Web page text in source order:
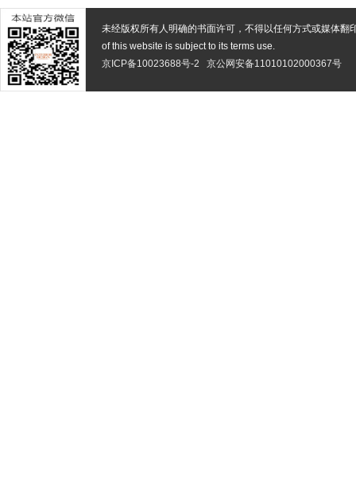
未经版权所有人明确的书面许可，不得以任何方式或媒体翻
of this website is subject to its terms use.
京ICP备10023688号-2
京公网安备11010102000367号